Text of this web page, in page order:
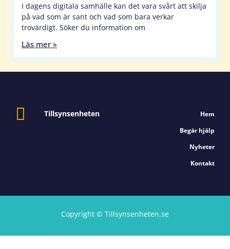
I dagens digitala samhälle kan det vara svårt att skilja
på vad som är sant och vad som bara verkar
trovärdigt. Söker du information om
Läs mer »
Tillsynsenheten
Hem
Begär hjälp
Nyheter
Kontakt
Copyright © Tillsynsenheten.se